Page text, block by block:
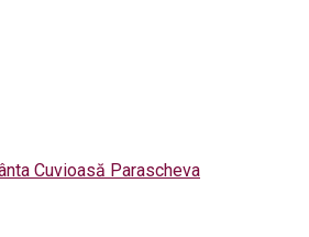
Cuvioasă Parascheva